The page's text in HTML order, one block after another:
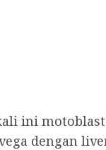
ini
dengan